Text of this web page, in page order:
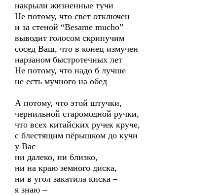
накрыли жизненные тучи
Не потому, что свет отключен
и за стеной “Besame mucho”
выводит голосом скрипучим
сосед Ваш, что в конец измучен
нарзаном быстротечных лет
Не потому, что надо б лучше
не есть мучного на обед
А потому, что этой штучки,
чернильной старомодной ручки,
что всех китайских ручек круче,
с блестящим пёрышком до кучи
у Вас
ни далеко, ни близко,
ни на краю земного диска,
ни в угол закатила киска –
я знаю –